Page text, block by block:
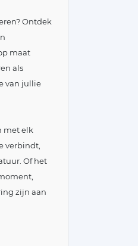
Ontdek
maat
als
van jullie
met elk
verbindt,
Of het
zijn aan